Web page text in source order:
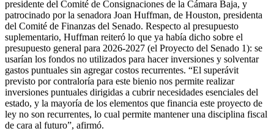
presidente del Comité de Consignaciones de la Cámara Baja, y
patrocinado por la senadora Joan Huffman, de Houston, presidenta
del Comité de Finanzas del Senado. Respecto al presupuesto
suplementario, Huffman reiteró lo que ya había dicho sobre el
presupuesto general para 2026-2027 (el Proyecto del Senado 1): se
usarían los fondos no utilizados para hacer inversiones y solventar
gastos puntuales sin agregar costos recurrentes. “El superávit
previsto por contraloría para este bienio nos permite realizar
inversiones puntuales dirigidas a cubrir necesidades esenciales del
estado, y la mayoría de los elementos que financia este proyecto de
ley no son recurrentes, lo cual permite mantener una disciplina fiscal
de cara al futuro”, afirmó.